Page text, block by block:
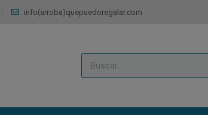
info(arroba)quepuedoregalar.com